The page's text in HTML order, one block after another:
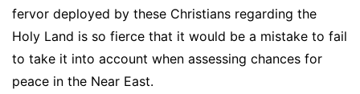
fervor deployed by these Christians regarding the
Holy Land is so fierce that it would be a mistake to fail
to take it into account when assessing chances for
peace in the Near East.